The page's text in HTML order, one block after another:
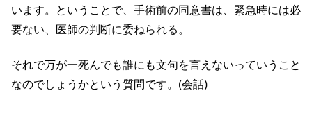
います。ということで、手術前の同意書は、緊急時には必
要ない、医師の判断に委ねられる。
それで万が一死んでも誰にも文句を言えないっていうこと
なのでしょうかという質問です。(会話)